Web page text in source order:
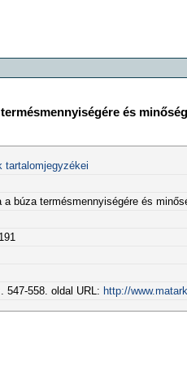
és
tartalomjegyzékei
búza termésmennyiségére és
547-558. oldal URL: http://